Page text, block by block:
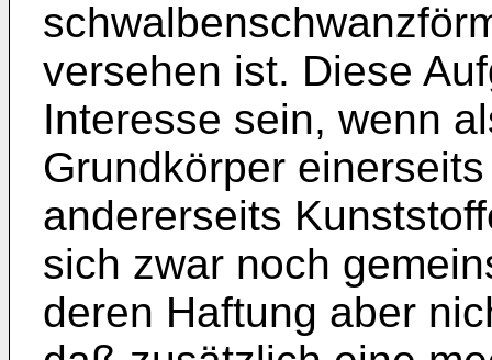
versehen ist. Diese
Interesse sein, wenn
Grundkörper
andererseits
sich zwar noch
deren Haftung aber